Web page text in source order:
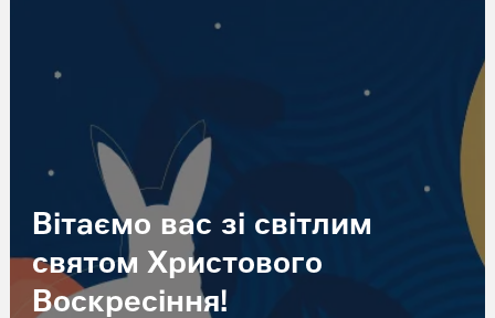
Вітаємо вас зі світлим
святом Христового
Воскресіння!